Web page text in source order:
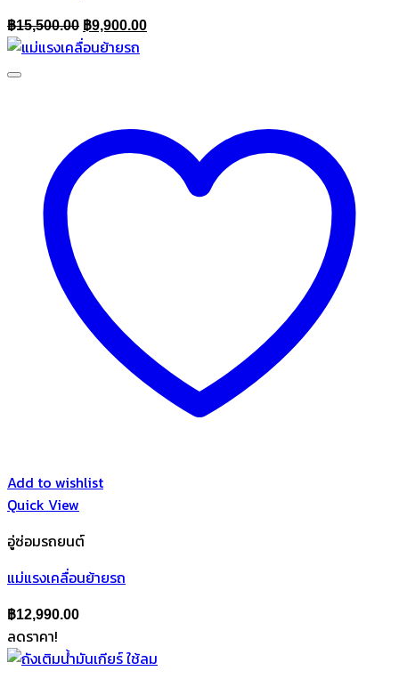
฿15,500.00 Original
price
฿9,900.00Current
Add to wishlist
Quick View
อู่ซ่อมรถยนต์
แม่แรงเคลื่อนย้ายรถ
฿12,990.00
ลดราคา!